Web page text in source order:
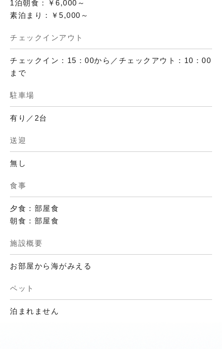
1泊朝食：￥6,000～
素泊まり：￥5,000～
チェックインアウト
チェックイン：15：00から／チェックアウト：10：00
まで
駐車場
有り／2台
送迎
無し
食事
夕食：部屋食
朝食：部屋食
施設概要
お部屋から海がみえる
ペット
泊まれません